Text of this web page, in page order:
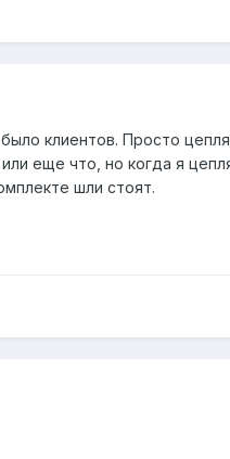
клиентов. Просто
еще что, но когда я
шли стоят.